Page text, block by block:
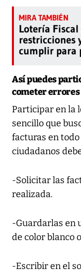
Lotería
restricciones
cumplir para
Así puedes
cometer errores
Participar en la
sencillo que
facturas en todo
ciudadanos
-Solicitar las
realizada.
-Guardarlas en
de color blanco
-Escribir en el